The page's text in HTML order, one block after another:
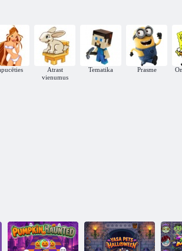
Helovīnā
Atrast
vienumus
Tematika Prasme